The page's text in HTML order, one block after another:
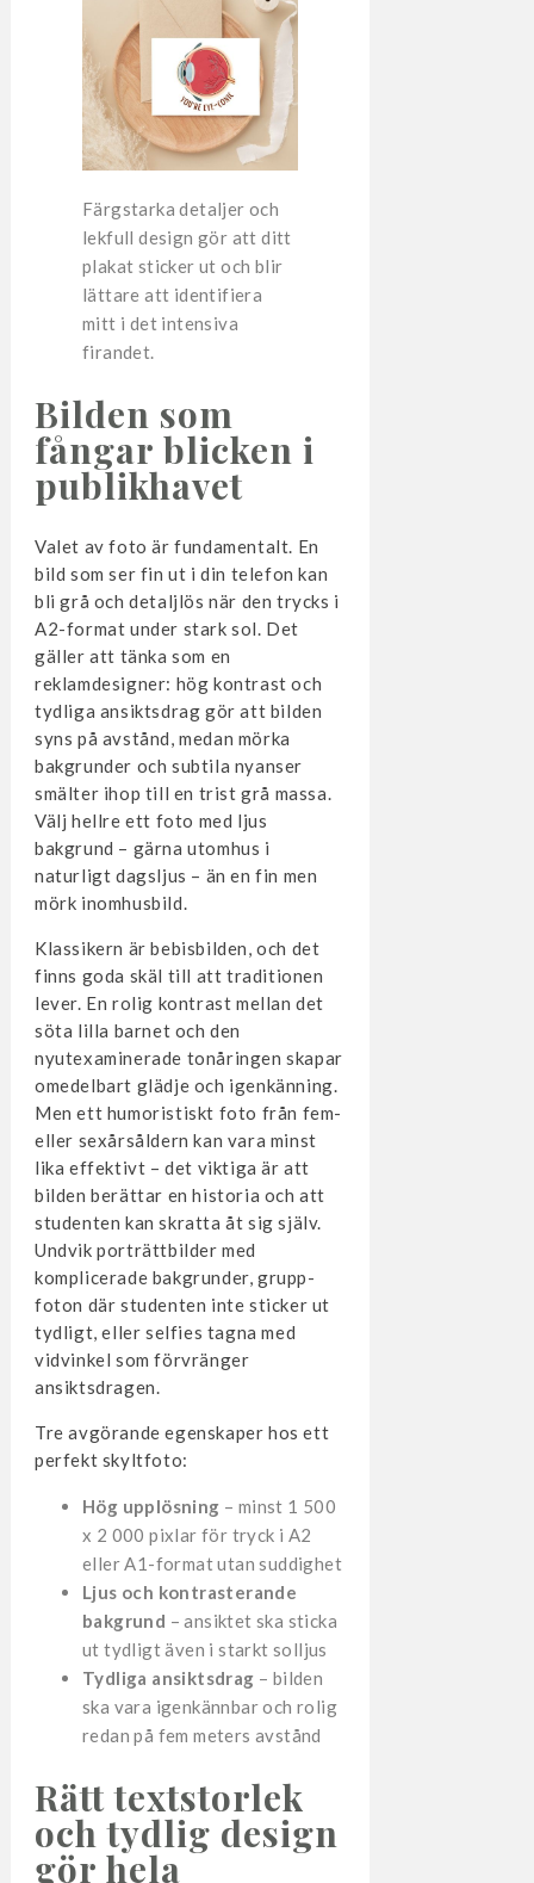
Färgstarka detaljer och
lekfull design gör att ditt
plakat sticker ut och blir
lättare att identifiera
mitt i det intensiva
firandet.
Bilden som
fångar blicken i
publikhavet
Valet av foto är fundamentalt. En
bild som ser fin ut i din telefon kan
bli grå och detaljlös när den trycks i
A2-format under stark sol. Det
gäller att tänka som en
reklamdesigner: hög kontrast och
tydliga ansiktsdrag gör att bilden
syns på avstånd, medan mörka
bakgrunder och subtila nyanser
smälter ihop till en trist grå massa.
Välj hellre ett foto med ljus
bakgrund – gärna utomhus i
naturligt dagsljus – än en fin men
mörk inomhusbild.
Klassikern är bebisbilden, och det
finns goda skäl till att traditionen
lever. En rolig kontrast mellan det
söta lilla barnet och den
nyutexaminerade tonåringen skapar
omedelbart glädje och igenkänning.
Men ett humoristiskt foto från fem-
eller sexårsåldern kan vara minst
lika effektivt – det viktiga är att
bilden berättar en historia och att
studenten kan skratta åt sig själv.
Undvik porträttbilder med
komplicerade bakgrunder, grupp­
foton där studenten inte sticker ut
tydligt, eller selfies tagna med
vidvinkel som förvränger
ansiktsdragen.
Tre avgörande egenskaper hos ett
perfekt skyltfoto:
Hög upplösning – minst 1 500
x 2 000 pixlar för tryck i A2
eller A1-format utan suddighet
Ljus och kontrasterande
bakgrund – ansiktet ska sticka
ut tydligt även i starkt solljus
Tydliga ansiktsdrag – bilden
ska vara igenkännbar och rolig
redan på fem meters avstånd
Rätt textstorlek
och tydlig design
gör hela